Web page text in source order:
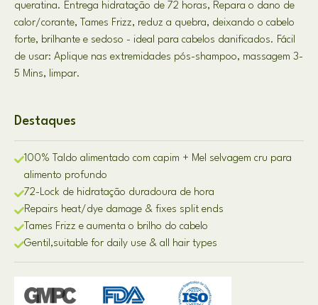
queratina. Entrega hidratação de 72 horas, Repara o dano de
calor/corante, Tames Frizz, reduz a quebra, deixando o cabelo
forte, brilhante e sedoso - ideal para cabelos danificados. Fácil
de usar: Aplique nas extremidades pós-shampoo, massagem 3-
5 Mins, limpar.
Destaques
100% Taldo alimentado com capim + Mel selvagem cru para
alimento profundo
72-Lock de hidratação duradoura de hora
Repairs heat/dye damage & fixes split ends
Tames Frizz e aumenta o brilho do cabelo
Gentil,suitable for daily use & all hair types